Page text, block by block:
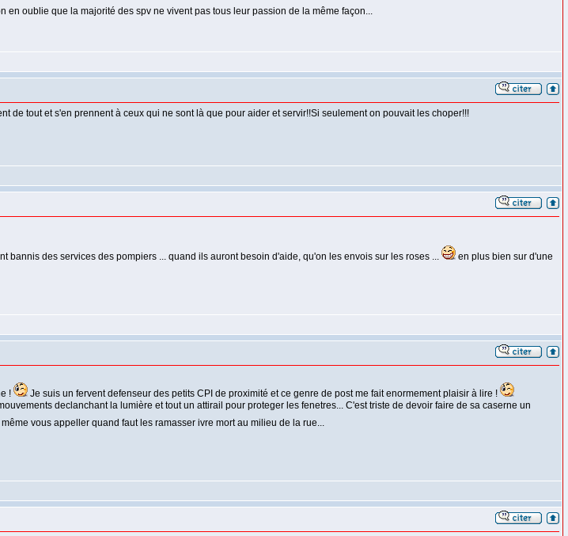
oublie que la majorité des spv ne vivent pas tous leur passion de la même façon...
de tout et s'en prennent à ceux qui ne sont là que pour aider et servir!!Si seulement on pouvait les choper!!!
bannis des services des pompiers ... quand ils auront besoin d'aide, qu'on les envois sur les roses ...
en plus bien sur d'une
!
Je suis un fervent defenseur des petits CPI de proximité et ce genre de post me fait enormement plaisir à lire !
declanchant la lumière et tout un attirail pour proteger les fenetres... C'est triste de devoir faire de sa caserne un
vous appeller quand faut les ramasser ivre mort au milieu de la rue...